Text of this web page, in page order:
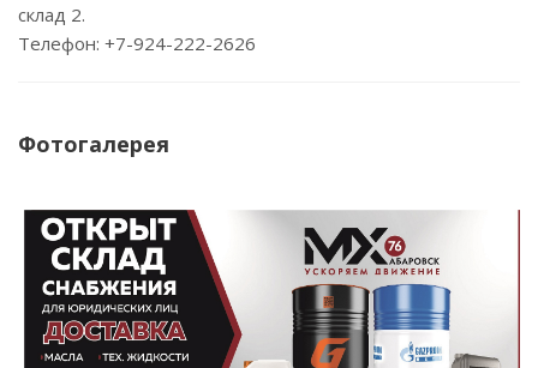
склад 2.
Телефон: +7-924-222-2626
Фотогалерея